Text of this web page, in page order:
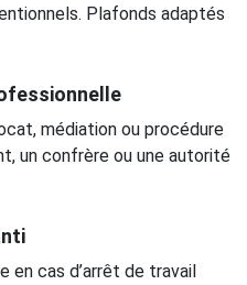
Plafonds adaptés
médiation ou procédure
un confrère ou une autorité
en cas d’arrêt de travail